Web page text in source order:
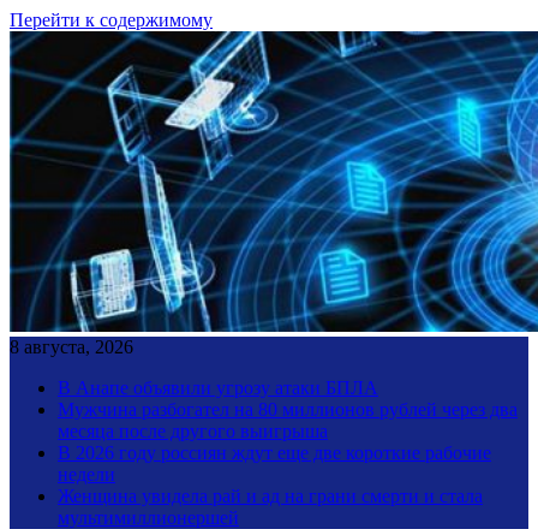
Перейти к содержимому
8 августа, 2026
В Анапе объявили угрозу атаки БПЛА
Мужчина разбогател на 80 миллионов рублей через два
месяца после другого выигрыша
В 2026 году россиян ждут еще две короткие рабочие
недели
Женщина увидела рай и ад на грани смерти и стала
мультимиллионершей